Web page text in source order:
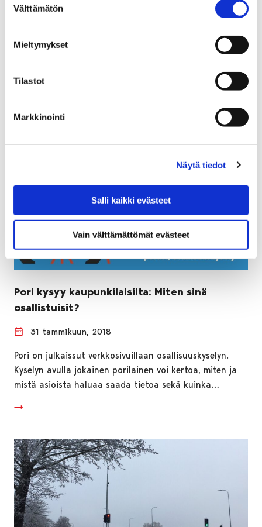
valinta
Välttämätön
Mieltymykset
Tilastot
Markkinointi
Näytä tiedot
Salli kaikki evästeet
Vain välttämättömät evästeet
Porin perusturvan uuden laskutusjärjestelmäpäivityksen
osalle asiakkaista on lähtenyt virheellisiä laskuja.
Pori kysyy kaupunkilaisilta: Miten sinä
osallistuisit?
31 tammikuun, 2018
Pori on julkaissut verkkosivuillaan osallisuuskyselyn.
Kyselyn avulla jokainen porilainen voi kertoa, miten ja
mistä asioista haluaa saada tietoa sekä kuinka…